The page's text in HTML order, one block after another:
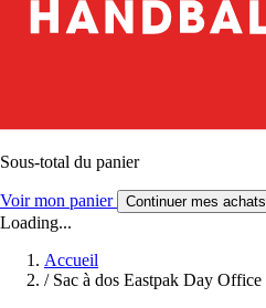
Sous-total du panier
Voir mon panier Continuer mes achats
Loading...
Accueil
/ Sac à dos Eastpak Day Office